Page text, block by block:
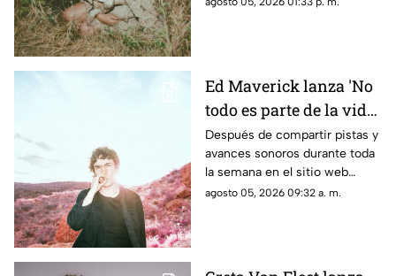
Ed Maverick lanza 'No
todo es parte de la vida',
el primero de dos
nuevos sencillos a
estrenarse
Después de compartir pistas y
avances sonoros durante toda
la semana en el sitio web
esrutayerma.com, Ed Maverick
agosto 05, 2026 09:32 a. m.